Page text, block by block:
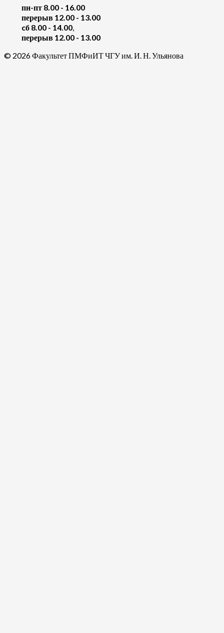
пн-пт 8.00 - 16.00
перерыв 12.00 - 13.00
cб 8.00 - 14.00,
перерыв 12.00 - 13.00
© 2026 Факультет ПМФиИТ ЧГУ им. И. Н. Ульянова